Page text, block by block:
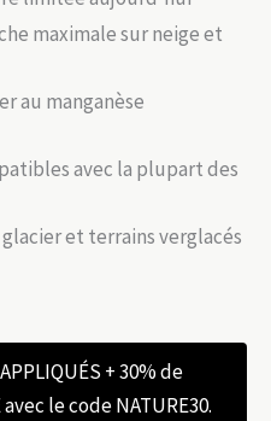
maximale sur neige et
au manganèse
avec la plupart des
et terrains verglacés
+ 30% de
le code NATURE30.